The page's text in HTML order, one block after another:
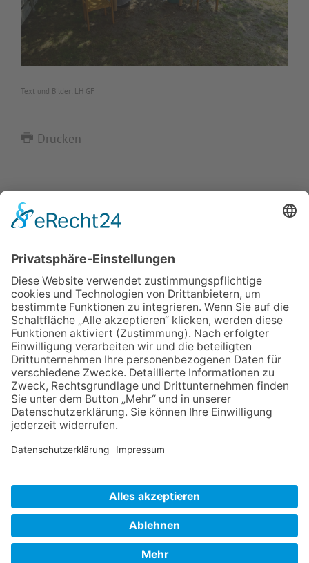
Text und Bilder: LH GF
Drucken
IMPRESSUM
VERBRAUCHERSTREITBEILEGUNGSGESETZ
HINWEISGEBERSCHUTZGESETZ LINKS/PARTNER
KONTAKT VORLESE-FUNKTION: READSPEAKER
GOOD NEWS | ELTERNBRIEFE
DATENSCHUTZ GGMBH DATENSCHUTZ E.V.
DATENVERARBEITUNG TAA | AFE